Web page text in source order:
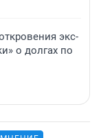
экс-
о долгах по